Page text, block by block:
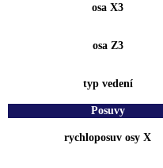
osa X3
osa Z3
typ vedení
Posuvy
rychloposuv osy X